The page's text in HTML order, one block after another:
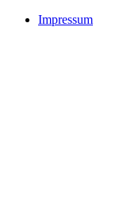
Impressum